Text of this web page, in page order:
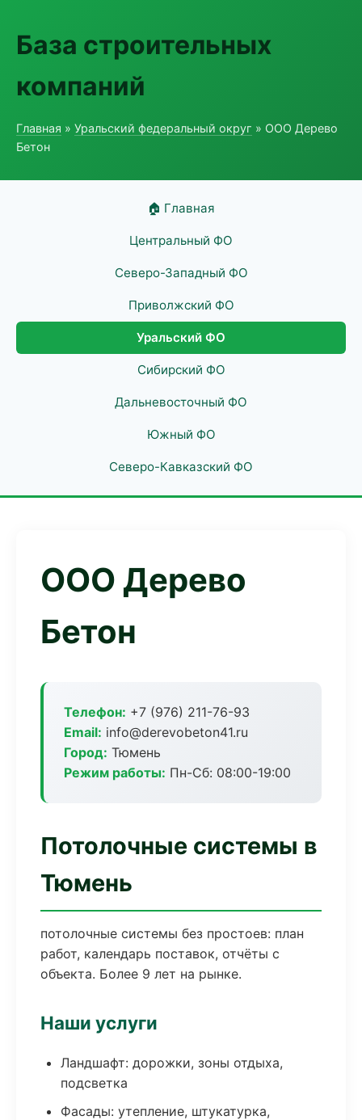
База строительных
компаний
Главная » Уральский федеральный округ » ООО Дерево
Бетон
🏠 Главная
Центральный ФО
Северо-Западный ФО
Приволжский ФО
Уральский ФО
Сибирский ФО
Дальневосточный ФО
Южный ФО
Северо-Кавказский ФО
ООО Дерево
Бетон
Телефон: +7 (976) 211-76-93
Email: info@derevobeton41.ru
Город: Тюмень
Режим работы: Пн-Сб: 08:00-19:00
Потолочные системы в
Тюмень
потолочные системы без простоев: план
работ, календарь поставок, отчёты с
объекта. Более 9 лет на рынке.
Наши услуги
Ландшафт: дорожки, зоны отдыха,
подсветка
Фасады: утепление, штукатурка,